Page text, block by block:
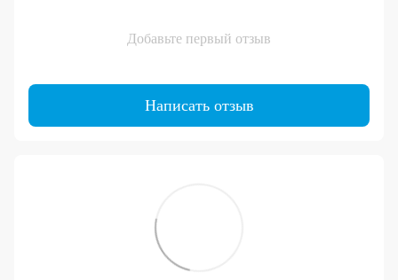
Добавьте первый отзыв
Написать отзыв